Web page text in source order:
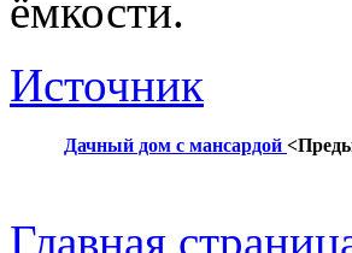
ёмкости.
Источник
Дачный дом с мансардой
Главная